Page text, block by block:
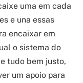
uma em cada
e una essas
encaixar em
o sistema do
tudo bem justo,
um apoio para